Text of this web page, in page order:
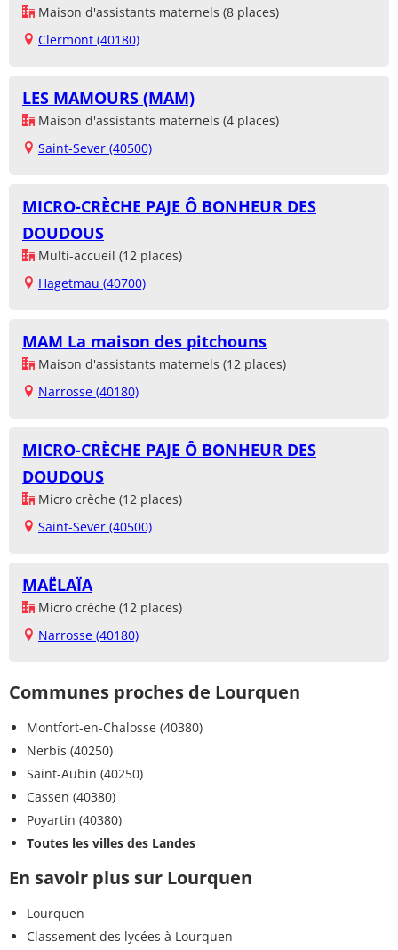
Maison d'assistants maternels (8 places)
Clermont (40180)
LES MAMOURS (MAM)
Maison d'assistants maternels (4 places)
Saint-Sever (40500)
MICRO-CRÈCHE PAJE Ô BONHEUR DES
DOUDOUS
Multi-accueil (12 places)
Hagetmau (40700)
MAM La maison des pitchouns
Maison d'assistants maternels (12 places)
Narrosse (40180)
MICRO-CRÈCHE PAJE Ô BONHEUR DES
DOUDOUS
Micro crèche (12 places)
Saint-Sever (40500)
MAËLAÏA
Micro crèche (12 places)
Narrosse (40180)
Communes proches de Lourquen
Montfort-en-Chalosse (40380)
Nerbis (40250)
Saint-Aubin (40250)
Cassen (40380)
Poyartin (40380)
Toutes les villes des Landes
En savoir plus sur Lourquen
Lourquen
Classement des lycées à Lourquen